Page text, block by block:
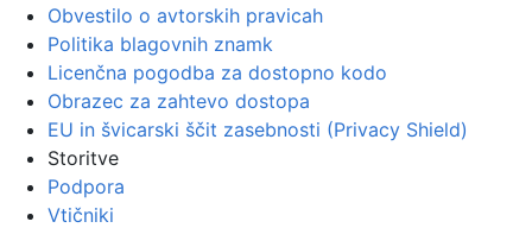
Obvestilo o avtorskih pravicah
Politika blagovnih znamk
Licenčna pogodba za dostopno kodo
Obrazec za zahtevo dostopa
EU in švicarski ščit zasebnosti (Privacy Shield)
Storitve
Podpora
Vtičniki